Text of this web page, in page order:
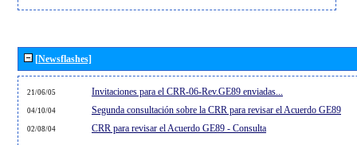
[Newsflashes]
21/06/05 Invitaciones para el CRR-06-Rev.GE89 enviadas...
04/10/04 Segunda consultación sobre la CRR para revisar el Acuerdo GE89
02/08/04 CRR para revisar el Acuerdo GE89 - Consulta